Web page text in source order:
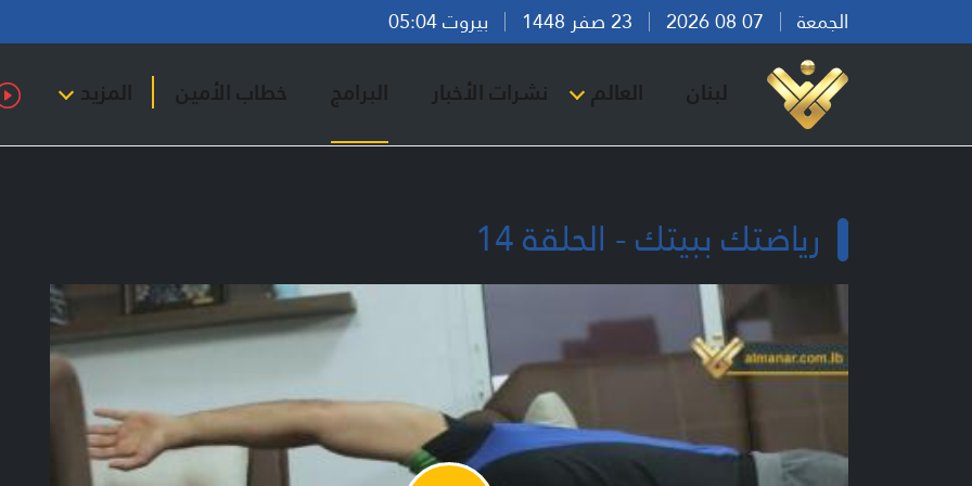
الجمعة بيروت 05:04
لبنان العالم نشرات الأخبار البرامج خطاب الأمين المزيد
رياضتك ببيتك - الحلقة 14